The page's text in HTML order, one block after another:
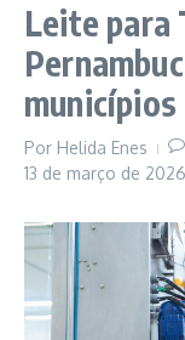
Leite para
municípios
Por Helida Enes
13 de março de 2026